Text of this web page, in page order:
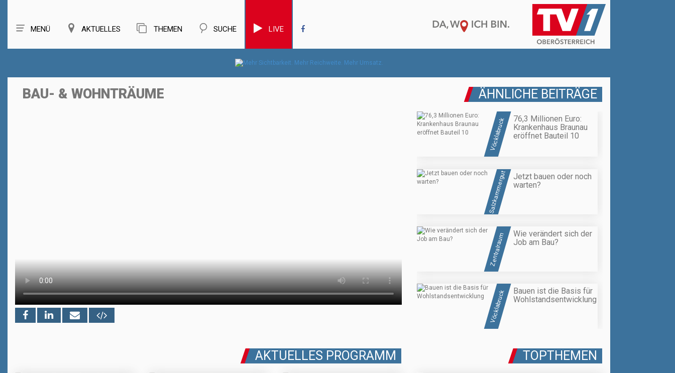
MENÜ AKTUELLES THEMEN SUCHE LIVE
BAU- & WOHNTRÄUME ÄHNLICHE BEITRÄGE
Vöcklabruck
76,3 Millionen Euro:
Krankenhaus Braunau
eröffnet Bauteil 10
Salzkammergut
Jetzt bauen oder noch
warten?
Zentralraum
Wie verändert sich der
Job am Bau?
Vöcklabruck
Bauen ist die Basis für
Wohlstandsentwicklung
AKTUELLES PROGRAMM TOPTHEMEN